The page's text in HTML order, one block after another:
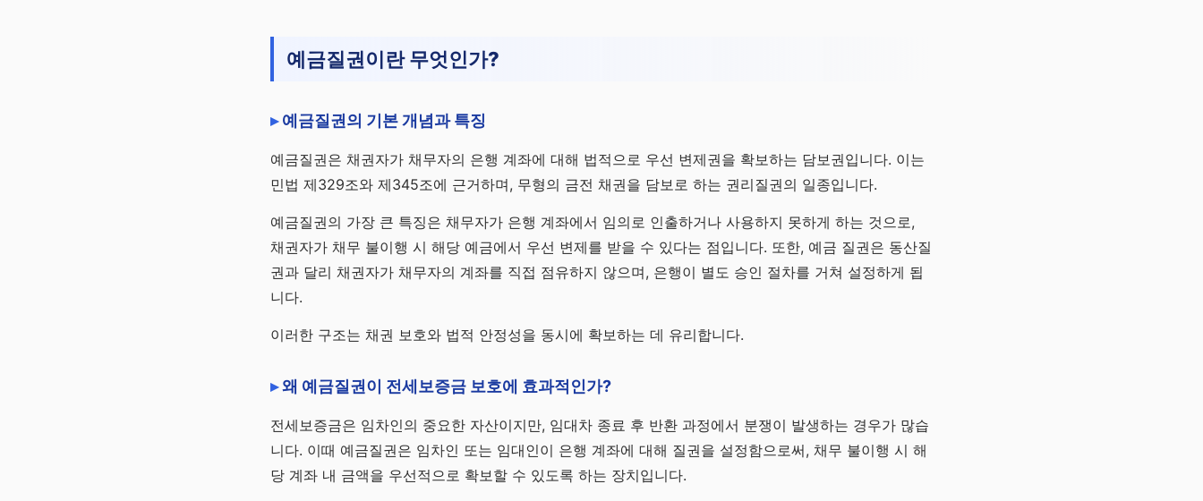
채널 바로가기
예금질권이란 무엇인가?
예금질권의 기본 개념과 특징
예금질권은 채권자가 채무자의 은행 계좌에 대해 법적으로 우선 변제권을 확보하는 담보권입니다. 이는
민법 제329조와 제345조에 근거하며, 무형의 금전 채권을 담보로 하는 권리질권의 일종입니다.
예금질권의 가장 큰 특징은 채무자가 은행 계좌에서 임의로 인출하거나 사용하지 못하게 하는 것으로,
채권자가 채무 불이행 시 해당 예금에서 우선 변제를 받을 수 있다는 점입니다. 또한, 예금 질권은 동산질
권과 달리 채권자가 채무자의 계좌를 직접 점유하지 않으며, 은행이 별도 승인 절차를 거쳐 설정하게 됩
니다.
이러한 구조는 채권 보호와 법적 안정성을 동시에 확보하는 데 유리합니다.
왜 예금질권이 전세보증금 보호에 효과적인가?
전세보증금은 임차인의 중요한 자산이지만, 임대차 종료 후 반환 과정에서 분쟁이 발생하는 경우가 많습
니다. 이때 예금질권은 임차인 또는 임대인이 은행 계좌에 대해 질권을 설정함으로써, 채무 불이행 시 해
당 계좌 내 금액을 우선적으로 확보할 수 있도록 하는 장치입니다.